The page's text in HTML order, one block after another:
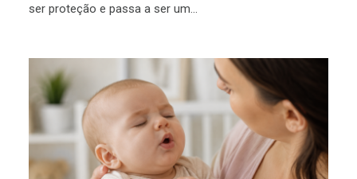
ser proteção e passa a ser um...